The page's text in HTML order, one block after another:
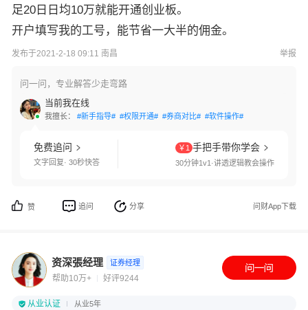
足20日日均10万就能开通创业板。
开户填写我的工号，能节省一大半的佣金。
发布于2021-2-18 09:11 南昌 举报
问一问，专业解答少走弯路
当前我在线
我擅长： #新手指导# #权限开通# #券商对比# #软件操作#
免费追问
文字回复· 30秒快答
￥1 手把手带你学会
30分钟1v1·讲透逻辑教会操作
赞 追问 分享 问财App下载
资深張经理 证券经理
帮助10万+ 好评9244
从业认证 从业5年